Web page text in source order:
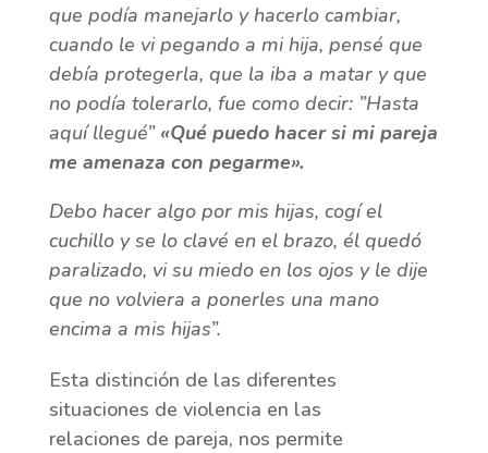
que podía manejarlo y hacerlo cambiar,
cuando le vi pegando a mi hija, pensé que
debía protegerla, que la iba a matar y que
no podía tolerarlo, fue como decir: ”Hasta
aquí llegué” «Qué puedo hacer si mi pareja
me amenaza con pegarme».
Debo hacer algo por mis hijas, cogí el
cuchillo y se lo clavé en el brazo, él quedó
paralizado, vi su miedo en los ojos y le dije
que no volviera a ponerles una mano
encima a mis hijas”.
Esta distinción de las diferentes
situaciones de violencia en las
relaciones de pareja, nos permite